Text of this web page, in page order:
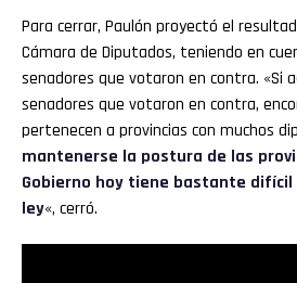
Para cerrar, Paulón proyectó el
Cámara de Diputados, teniendo en
senadores que votaron en contra. «Si
senadores que votaron en contra,
pertenecen a provincias con muchos
mantenerse la postura de las
Gobierno hoy tiene bastante difícil
ley«, cerró.